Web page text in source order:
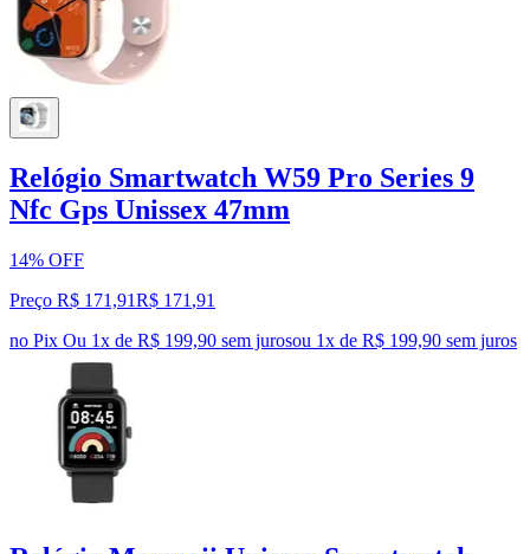
Relógio Smartwatch W59 Pro Series 9
Nfc Gps Unissex 47mm
14% OFF
Preço R$ 171,91R$ 171 ,91
no Pix Ou 1x de R$ 199,90 sem jurosou 1x de R$ 199,90 sem juros